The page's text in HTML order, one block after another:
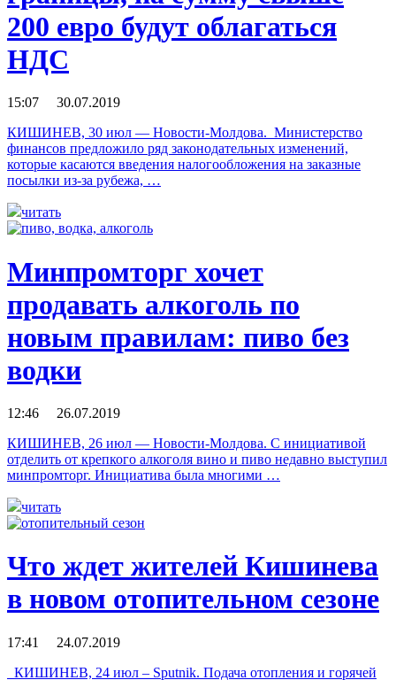
200 евро будут облагаться
НДС
15:07 30.07.2019
КИШИНЕВ, 30 июл — Новости-Молдова. Министерство
финансов предложило ряд законодательных изменений,
которые касаются введения налогообложения на заказные
посылки из-за рубежа, …
читать
Минпромторг хочет
продавать алкоголь по
новым правилам: пиво без
водки
12:46 26.07.2019
КИШИНЕВ, 26 июл — Новости-Молдова. С инициативой
отделить от крепкого алкоголя вино и пиво недавно выступил
минпромторг. Инициатива была многими …
читать
Что ждет жителей Кишинева
в новом отопительном сезоне
17:41 24.07.2019
КИШИНЕВ, 24 июл – Sputnik. Подача отопления и горячей